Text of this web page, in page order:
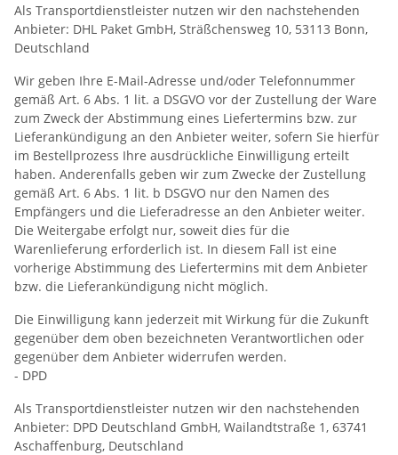
Als Transportdienstleister nutzen wir den nachstehenden
Anbieter: DHL Paket GmbH, Sträßchensweg 10, 53113 Bonn,
Deutschland
Wir geben Ihre E-Mail-Adresse und/oder Telefonnummer
gemäß Art. 6 Abs. 1 lit. a DSGVO vor der Zustellung der Ware
zum Zweck der Abstimmung eines Liefertermins bzw. zur
Lieferankündigung an den Anbieter weiter, sofern Sie hierfür
im Bestellprozess Ihre ausdrückliche Einwilligung erteilt
haben. Anderenfalls geben wir zum Zwecke der Zustellung
gemäß Art. 6 Abs. 1 lit. b DSGVO nur den Namen des
Empfängers und die Lieferadresse an den Anbieter weiter.
Die Weitergabe erfolgt nur, soweit dies für die
Warenlieferung erforderlich ist. In diesem Fall ist eine
vorherige Abstimmung des Liefertermins mit dem Anbieter
bzw. die Lieferankündigung nicht möglich.
Die Einwilligung kann jederzeit mit Wirkung für die Zukunft
gegenüber dem oben bezeichneten Verantwortlichen oder
gegenüber dem Anbieter widerrufen werden.
- DPD
Als Transportdienstleister nutzen wir den nachstehenden
Anbieter: DPD Deutschland GmbH, Wailandtstraße 1, 63741
Aschaffenburg, Deutschland